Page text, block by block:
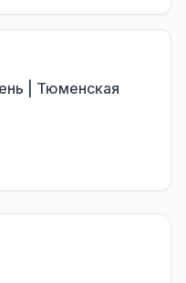
| Тюменская